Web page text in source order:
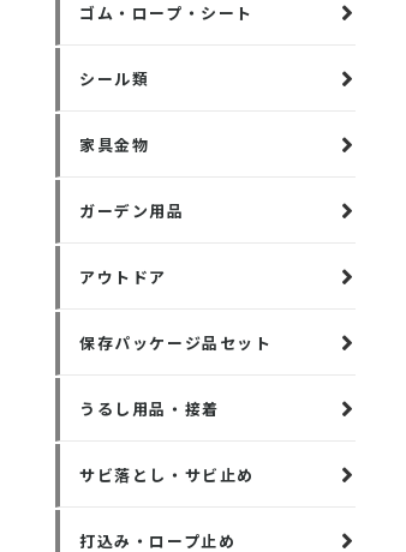
ゴム・ロープ・シート
シール類
家具金物
ガーデン用品
アウトドア
保存パッケージ品セット
うるし用品・接着
サビ落とし・サビ止め
打込み・ロープ止め